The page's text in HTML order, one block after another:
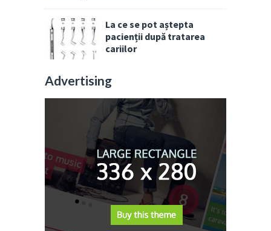
La ce se pot aștepta
pacienții după tratarea
cariilor
Advertising